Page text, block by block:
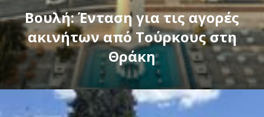
Βουλή: Ένταση για τις αγορές
ακινήτων από Τούρκους στη
Θράκη